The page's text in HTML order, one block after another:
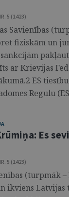
5 (1423)
Savienības
fiziskām un
ar Krievijas
ES
Regulu
Es
5 (1423)
(turpmāk –
ikviens Latvijas